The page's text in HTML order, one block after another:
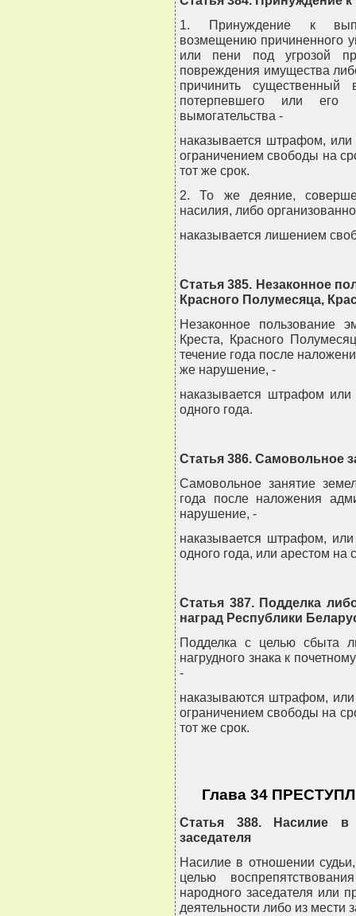
1. Принуждение к
возмещению причиненного
или пени под угрозой
повреждения имущества
причинить
потерпевшего или его
вымогательства -
наказывается штрафом,
ограничением свободы на
тот же срок.
2. То же деяние,
насилия, либо
наказывается лишением
Статья 385. Незаконное
Красного Полумесяца,
Незаконное пользование
Креста, Красного
течение года после
же нарушение, -
наказывается штрафом
одного года.
Статья 386. Самовольное
Самовольное занятие
года после наложения
нарушение, -
наказывается штрафом,
одного года, или арестом на
Статья 387. Подделка
наград Республики
Подделка с целью сбыта
нагрудного знака к
-
наказываются штрафом,
ограничением свободы на
тот же срок.
Глава 34
Статья 388. Насилие
заседателя
Насилие в отношении
целью
народного заседателя или
деятельности либо из мести